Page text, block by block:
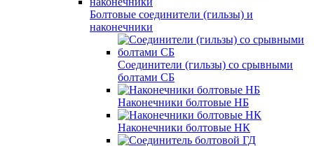
Болтовые соединители (гильзы) и
наконечники
Соединители (гильзы) со срывными
болтами СБ
Наконечники болтовые НБ
Наконечники болтовые НК